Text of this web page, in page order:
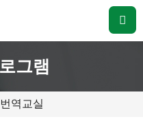
그램
역교실